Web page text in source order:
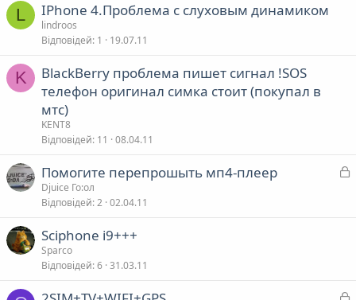
L IPhone 4.Проблема с слуховым динамиком
lindroos
Відповідей 1 19.07.11
K
BlackBerry проблема пишет сигнал !SOS
телефон оригинал симка стоит (покупал в
мтс)
KENT8
Відповідей 11 08.04.11
З
Помогите перепрошыть мп4-плеер
Djuice Го:ол
Відповідей 2 02.04.11
Sciphone i9+++
Sparco
Відповідей 6 31.03.11
З